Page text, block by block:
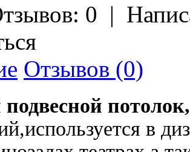
0 |
Отзывов (0)
потолок,
в